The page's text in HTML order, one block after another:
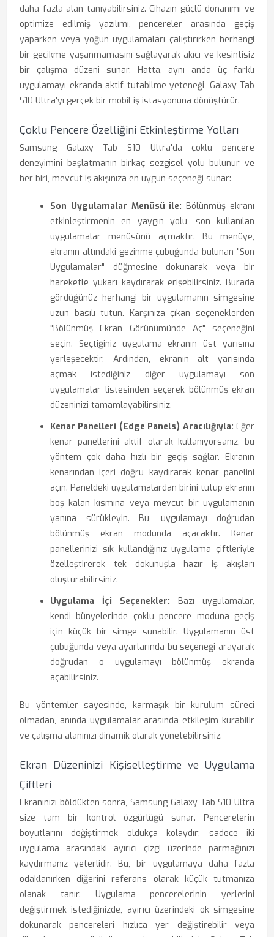
daha fazla alan tanıyabilirsiniz. Cihazın güçlü donanımı ve
optimize edilmiş yazılımı, pencereler arasında geçiş
yaparken veya yoğun uygulamaları çalıştırırken herhangi
bir gecikme yaşanmamasını sağlayarak akıcı ve kesintisiz
bir çalışma düzeni sunar. Hatta, aynı anda üç farklı
uygulamayı ekranda aktif tutabilme yeteneği, Galaxy Tab
S10 Ultra'yı gerçek bir mobil iş istasyonuna dönüştürür.
Çoklu Pencere Özelliğini Etkinleştirme Yolları
Samsung Galaxy Tab S10 Ultra'da çoklu pencere
deneyimini başlatmanın birkaç sezgisel yolu bulunur ve
her biri, mevcut iş akışınıza en uygun seçeneği sunar:
Son Uygulamalar Menüsü ile: Bölünmüş ekranı
etkinleştirmenin en yaygın yolu, son kullanılan
uygulamalar menüsünü açmaktır. Bu menüye,
ekranın altındaki gezinme çubuğunda bulunan "Son
Uygulamalar" düğmesine dokunarak veya bir
hareketle yukarı kaydırarak erişebilirsiniz. Burada
gördüğünüz herhangi bir uygulamanın simgesine
uzun basılı tutun. Karşınıza çıkan seçeneklerden
"Bölünmüş Ekran Görünümünde Aç" seçeneğini
seçin. Seçtiğiniz uygulama ekranın üst yarısına
yerleşecektir. Ardından, ekranın alt yarısında
açmak istediğiniz diğer uygulamayı son
uygulamalar listesinden seçerek bölünmüş ekran
düzeninizi tamamlayabilirsiniz.
Kenar Panelleri (Edge Panels) Aracılığıyla: Eğer
kenar panellerini aktif olarak kullanıyorsanız, bu
yöntem çok daha hızlı bir geçiş sağlar. Ekranın
kenarından içeri doğru kaydırarak kenar panelini
açın. Paneldeki uygulamalardan birini tutup ekranın
boş kalan kısmına veya mevcut bir uygulamanın
yanına sürükleyin. Bu, uygulamayı doğrudan
bölünmüş ekran modunda açacaktır. Kenar
panellerinizi sık kullandığınız uygulama çiftleriyle
özelleştirerek tek dokunuşla hazır iş akışları
oluşturabilirsiniz.
Uygulama İçi Seçenekler: Bazı uygulamalar,
kendi bünyelerinde çoklu pencere moduna geçiş
için küçük bir simge sunabilir. Uygulamanın üst
çubuğunda veya ayarlarında bu seçeneği arayarak
doğrudan o uygulamayı bölünmüş ekranda
açabilirsiniz.
Bu yöntemler sayesinde, karmaşık bir kurulum süreci
olmadan, anında uygulamalar arasında etkileşim kurabilir
ve çalışma alanınızı dinamik olarak yönetebilirsiniz.
Ekran Düzeninizi Kişiselleştirme ve Uygulama
Çiftleri
Ekranınızı böldükten sonra, Samsung Galaxy Tab S10 Ultra
size tam bir kontrol özgürlüğü sunar. Pencerelerin
boyutlarını değiştirmek oldukça kolaydır; sadece iki
uygulama arasındaki ayırıcı çizgi üzerinde parmağınızı
kaydırmanız yeterlidir. Bu, bir uygulamaya daha fazla
odaklanırken diğerini referans olarak küçük tutmanıza
olanak tanır. Uygulama pencerelerinin yerlerini
değiştirmek istediğinizde, ayırıcı üzerindeki ok simgesine
dokunarak pencereleri hızlıca yer değiştirebilir veya